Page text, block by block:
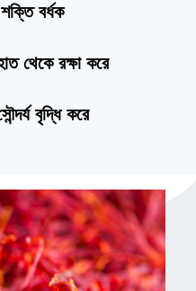
বর্ধক
থেকে রক্ষা করে
বৃদ্ধি করে